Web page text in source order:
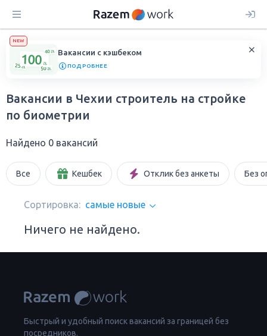
NEW
Вакансии с кэшбеком
ПОДРОБНЕЕ
Вакансии в Чехии строитель на стройке
по биометрии
Найдено 0 вакансий
Все Кешбек Отклик без анкеты Без
Сортировка: самые новые
Ничего не найдено.
Быстрый и удобный поиск вакансий за границей без
посредников.